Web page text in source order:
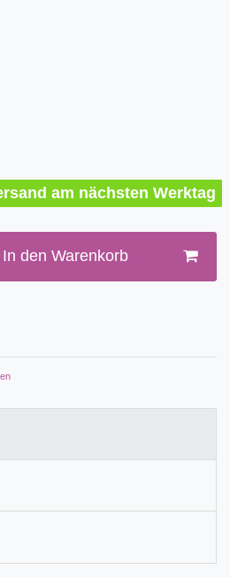
am nächsten Werktag
In den Warenkorb